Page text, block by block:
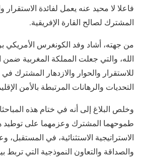
فاعلا لا محيد عنه يعمل لفائدة الاستقرار
المشترك لصالح القارة الإفريقية.
من جهته، أشاد وفد الكونغرس الأمريكي
الله، والتي جعلت المملكة المغربية ضمن
للاستقرار والحوار والازدهار المشترك
التحديات والرهانات المرتبطة بالأمن
وخلص البلاغ إلى أنه في ختام هذه
طموحهما المشترك وعزمهما على توطيد
الاستراتيجية الاستثنائية، في المستقبل،
والصداقة والتعاون النموذجية التي تربط